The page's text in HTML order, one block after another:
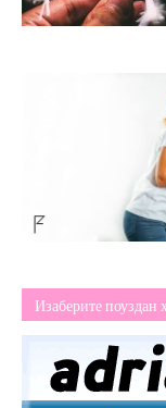
Изаберите поуздан